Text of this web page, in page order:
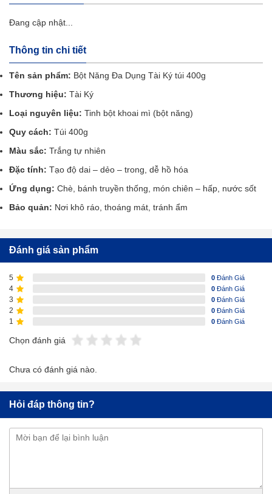
Đang cập nhật...
Thông tin chi tiết
Tên sản phẩm: Bột Năng Đa Dụng Tài Ký túi 400g
Thương hiệu: Tài Ký
Loại nguyên liệu: Tinh bột khoai mì (bột năng)
Quy cách: Túi 400g
Màu sắc: Trắng tự nhiên
Đặc tính: Tạo độ dai – dẻo – trong, dễ hồ hóa
Ứng dụng: Chè, bánh truyền thống, món chiên – hấp, nước sốt
Bảo quản: Nơi khô ráo, thoáng mát, tránh ẩm
Đánh giá sản phẩm
5 0 Đánh Giá
4 0 Đánh Giá
3 0 Đánh Giá
2 0 Đánh Giá
1 0 Đánh Giá
Chọn đánh giá
Chưa có đánh giá nào.
Hỏi đáp thông tin?